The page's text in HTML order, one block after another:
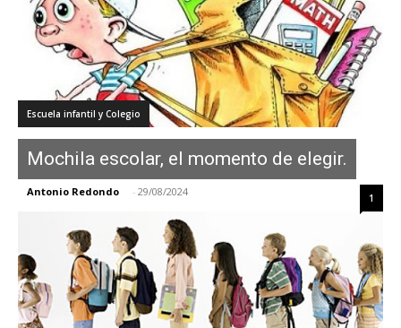
Escuela infantil y Colegio
Mochila escolar, el momento de elegir.
Antonio Redondo - 29/08/2024 1